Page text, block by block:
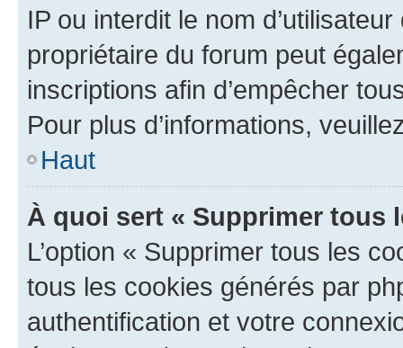
IP ou interdit le nom
propriétaire du forum peut
inscriptions afin d’empêcher
Pour plus d’informations,
Haut
À quoi sert « Supprimer tous
L’option « Supprimer tous les
tous les cookies générés par
authentification et votre